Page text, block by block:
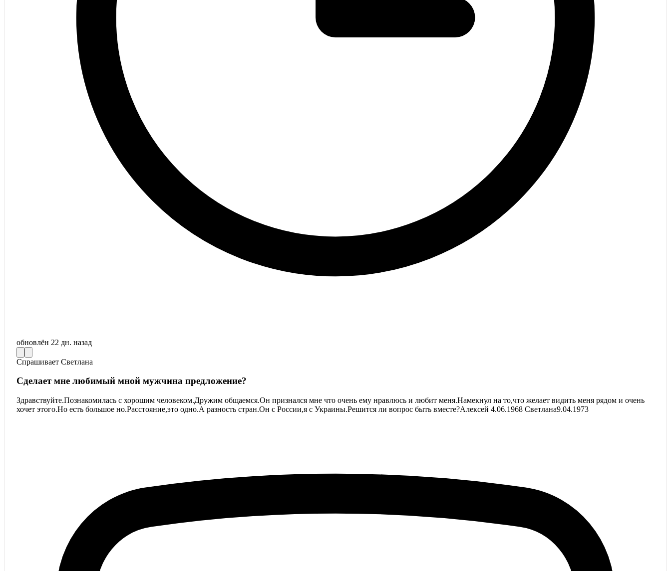
обновлён 22 дн. назад
Спрашивает Светлана
Сделает мне любимый мной мужчина предложение?
Здравствуйте.Познакомилась с хорошим человеком.Дружим общаемся.Он признался мне что очень ему нравлюсь и любит меня.Намекнул на то,что желает видить меня рядом и очень
хочет этого.Но есть большое но.Расстояние,это одно.А разность стран.Он с России,я с Украины.Решится ли вопрос быть вместе?Алексей 4.06.1968 Светлана9.04.1973